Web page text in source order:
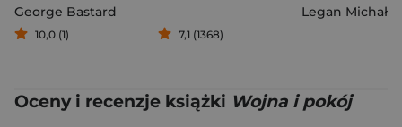
George Bastard
10,0 (1) 7,1 (1368)
Legan Michał
Oceny i recenzje książki Wojna i pokój